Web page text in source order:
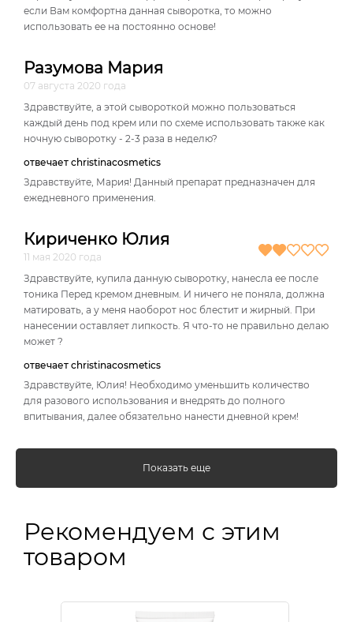
если Вам комфортна данная сыворотка, то можно
использовать ее на постоянно основе!
Разумова Мария
07 августа 2020 года
Здравствуйте, а этой сывороткой можно пользоваться
каждый день под крем или по схеме использовать также как
ночную сыворотку - 2-3 раза в неделю?
отвечает christinacosmetics
Здравствуйте, Мария! Данный препарат предназначен для
ежедневного применения.
Кириченко Юлия
11 мая 2020 года
Здравствуйте, купила данную сыворотку, нанесла ее после
тоника Перед кремом дневным. И ничего не поняла, должна
матировать, а у меня наоборот нос блестит и жирный. При
нанесении оставляет липкость. Я что-то не правильно делаю
может ?
отвечает christinacosmetics
Здравствуйте, Юлия! Необходимо уменьшить количество
для разового использования и внедрять до полного
впитывания, далее обязательно нанести дневной крем!
Показать еще
Рекомендуем с этим
товаром